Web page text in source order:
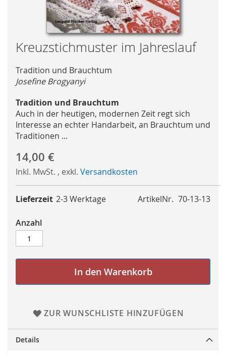
Skip
to
the
beginning
of
the
images
gallery
Kreuzstichmuster im Jahreslauf
Tradition und Brauchtum
Josefine Brogyanyi
Tradition und Brauchtum
Auch in der heutigen, modernen Zeit regt sich
Interesse an echter Handarbeit, an Brauchtum und
Traditionen ...
14,00 €
Inkl. MwSt. , exkl. Versandkosten
ArtikelNr. 70-13-13
Lieferzeit 2-3 Werktage
Anzahl
In den Warenkorb
ZUR WUNSCHLISTE HINZUFÜGEN
Details